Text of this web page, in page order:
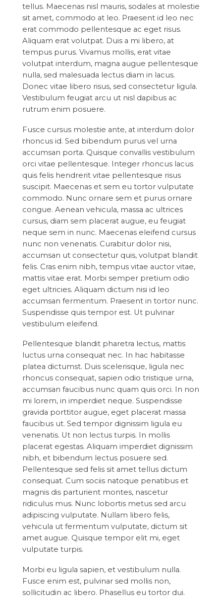
tellus. Maecenas nisl mauris, sodales at molestie
sit amet, commodo at leo. Praesent id leo nec
erat commodo pellentesque ac eget risus.
Aliquam erat volutpat. Duis a mi libero, at
tempus purus. Vivamus mollis, erat vitae
volutpat interdum, magna augue pellentesque
nulla, sed malesuada lectus diam in lacus.
Donec vitae libero risus, sed consectetur ligula.
Vestibulum feugiat arcu ut nisl dapibus ac
rutrum enim posuere.
Fusce cursus molestie ante, at interdum dolor
rhoncus id. Sed bibendum purus vel urna
accumsan porta. Quisque convallis vestibulum
orci vitae pellentesque. Integer rhoncus lacus
quis felis hendrerit vitae pellentesque risus
suscipit. Maecenas et sem eu tortor vulputate
commodo. Nunc ornare sem et purus ornare
congue. Aenean vehicula, massa ac ultrices
cursus, diam sem placerat augue, eu feugiat
neque sem in nunc. Maecenas eleifend cursus
nunc non venenatis. Curabitur dolor nisi,
accumsan ut consectetur quis, volutpat blandit
felis. Cras enim nibh, tempus vitae auctor vitae,
mattis vitae erat. Morbi semper pretium odio
eget ultricies. Aliquam dictum nisi id leo
accumsan fermentum. Praesent in tortor nunc.
Suspendisse quis tempor est. Ut pulvinar
vestibulum eleifend.
Pellentesque blandit pharetra lectus, mattis
luctus urna consequat nec. In hac habitasse
platea dictumst. Duis scelerisque, ligula nec
rhoncus consequat, sapien odio tristique urna,
accumsan faucibus nunc quam quis orci. In non
mi lorem, in imperdiet neque. Suspendisse
gravida porttitor augue, eget placerat massa
faucibus ut. Sed tempor dignissim ligula eu
venenatis. Ut non lectus turpis. In mollis
placerat egestas. Aliquam imperdiet dignissim
nibh, et bibendum lectus posuere sed.
Pellentesque sed felis sit amet tellus dictum
consequat. Cum sociis natoque penatibus et
magnis dis parturient montes, nascetur
ridiculus mus. Nunc lobortis metus sed arcu
adipiscing vulputate. Nullam libero felis,
vehicula ut fermentum vulputate, dictum sit
amet augue. Quisque tempor elit mi, eget
vulputate turpis.
Morbi eu ligula sapien, et vestibulum nulla.
Fusce enim est, pulvinar sed mollis non,
sollicitudin ac libero. Phasellus eu tortor dui.